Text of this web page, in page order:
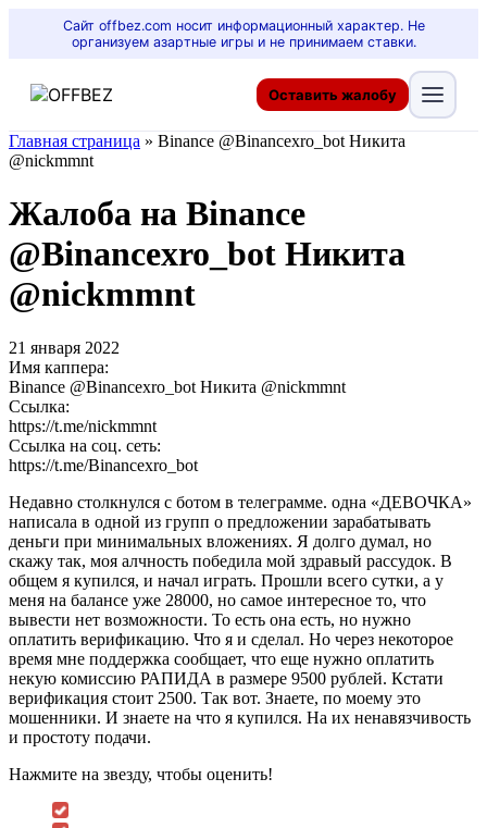
Сайт offbez.com носит информационный характер. Не
организуем азартные игры и не принимаем ставки.
Оставить жалобу
Главная страница » Binance @Binancexro_bot Никита
@nickmmnt
Жалоба на Binance
@Binancexro_bot Никита
@nickmmnt
21 января 2022
Имя каппера:
Binance @Binancexro_bot Никита @nickmmnt
Ссылка:
https://t.me/nickmmnt
Ссылка на соц. сеть:
https://t.me/Binancexro_bot
Недавно столкнулся с ботом в телеграмме. одна «ДЕВОЧКА»
написала в одной из групп о предложении зарабатывать
деньги при минимальных вложениях. Я долго думал, но
скажу так, моя алчность победила мой здравый рассудок. В
общем я купился, и начал играть. Прошли всего сутки, а у
меня на балансе уже 28000, но самое интересное то, что
вывести нет возможности. То есть она есть, но нужно
оплатить верификацию. Что я и сделал. Но через некоторое
время мне поддержка сообщает, что еще нужно оплатить
некую комиссию РАПИДА в размере 9500 рублей. Кстати
верификация стоит 2500. Так вот. Знаете, по моему это
мошенники. И знаете на что я купился. На их ненавязчивость
и простоту подачи.
Нажмите на звезду, чтобы оценить!